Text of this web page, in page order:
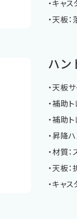
・キャ
・天板
ハン
・天板
・補助
・補助
・昇降
・材質
・天板
・キャ